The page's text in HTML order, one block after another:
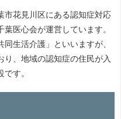
市花見川区にある認知症対応
医心会が運営しています。
生活介護」といいますが、
、地域の認知症の住民が入
す。